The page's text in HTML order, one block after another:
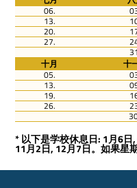
06.
13.
20.
27.
十月
十
05.
13.
19.
26.
* 以下是学校休息日: 1月6
11月2日, 12月7日。如果星